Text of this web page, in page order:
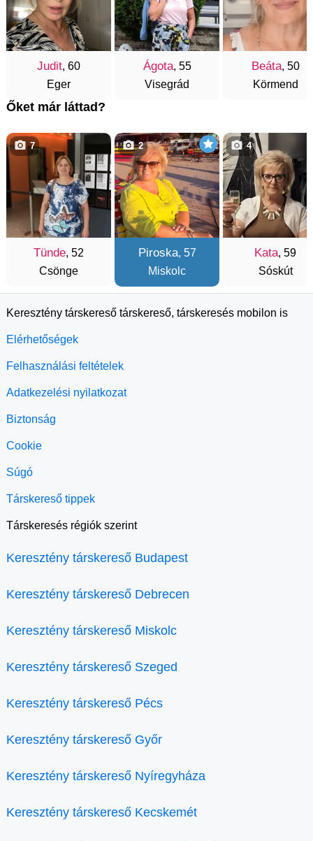
Judit, 60
Eger
Ágota, 55
Visegrád
Beáta, 50
Körmend
Őket már láttad?
Tünde, 52
Csönge
7
Piroska, 57
Miskolc
2
Kata, 59
Sóskút
4
Keresztény társkereső társkereső, társkeresés mobilon is
Elérhetőségek
Felhasználási feltételek
Adatkezelési nyilatkozat
Biztonság
Cookie
Súgó
Társkereső tippek
Társkeresés régiók szerint
Keresztény társkereső Budapest
Keresztény társkereső Debrecen
Keresztény társkereső Miskolc
Keresztény társkereső Szeged
Keresztény társkereső Pécs
Keresztény társkereső Győr
Keresztény társkereső Nyíregyháza
Keresztény társkereső Kecskemét